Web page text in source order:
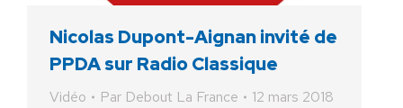
Nicolas Dupont-Aignan invité de
PPDA sur Radio Classique
Vidéo Par Debout La France
12 mars 2018